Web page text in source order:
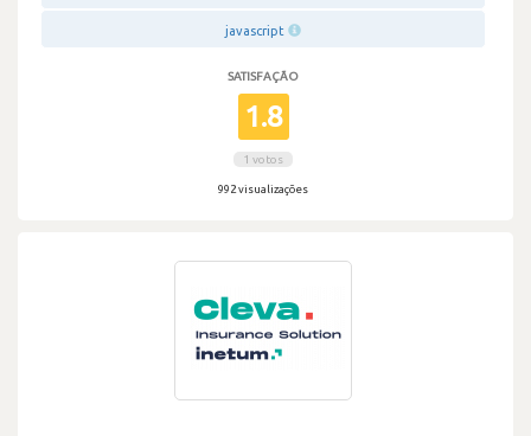
javascript
SATISFAÇÃO
1.8
1 votos
992 visualizações